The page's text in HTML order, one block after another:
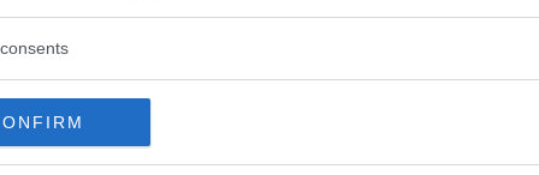
scegliere uncolore baseintorno a
La cosa migliore sarebbe scegliere
il nero, bianco, marrone, grigio, o blu.
propria carnagione e dei capelli è